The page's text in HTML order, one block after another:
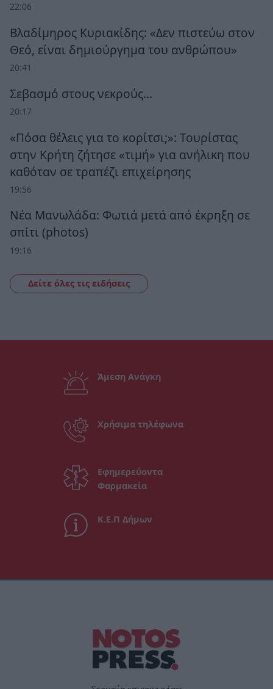
22:06
Βλαδίμηρος Κυριακίδης: «Δεν πιστεύω στον
Θεό, είναι δημιούργημα του ανθρώπου»
20:41
Σεβασμό στους νεκρούς…
20:17
«Πόσα θέλεις για το κορίτσι;»: Τουρίστας
στην Κρήτη ζήτησε «τιμή» για ανήλικη που
καθόταν σε τραπέζι επιχείρησης
19:56
Νέα Μανωλάδα: Φωτιά μετά από έκρηξη σε
σπίτι (photos)
19:16
Δείτε όλες τις ειδήσεις
Άμεση Ανάγκη
Χρήσιμα τηλέφωνα
Εφημερεύοντα
Φαρμακεία
Κ.Ε.Π Δήμων